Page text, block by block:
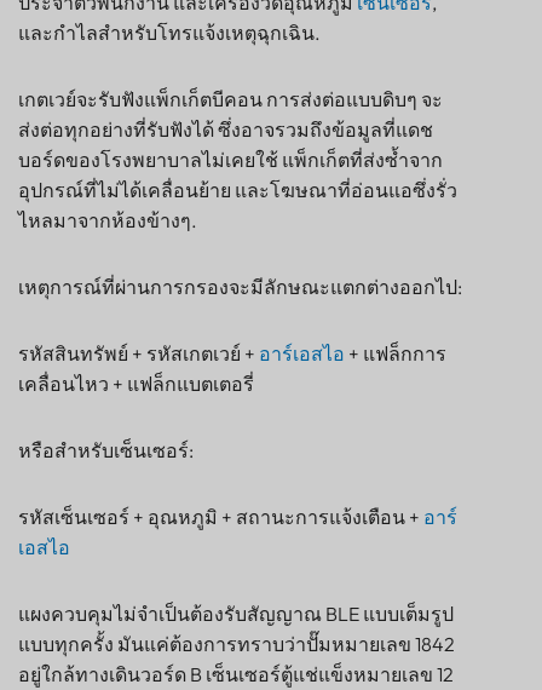
และกำไลสำหรับโทรแจ้งเหตุฉุกเฉิน.
เกตเวย์จะรับฟังแพ็กเก็ตบีคอน การส่งต่อแบบดิบๆ จะ
ส่งต่อทุกอย่างที่รับฟังได้ ซึ่งอาจรวมถึงข้อมูลที่แดช
บอร์ดของโรงพยาบาลไม่เคยใช้ แพ็กเก็ตที่ส่งซ้ำจาก
อุปกรณ์ที่ไม่ได้เคลื่อนย้าย และโฆษณาที่อ่อนแอซึ่งรั่ว
ไหลมาจากห้องข้างๆ.
เหตุการณ์ที่ผ่านการกรองจะมีลักษณะแตกต่างออกไป:
รหัสสินทรัพย์ + รหัสเกตเวย์ + อาร์เอสไอ + แฟล็กการ
เคลื่อนไหว + แฟล็กแบตเตอรี่
หรือสำหรับเซ็นเซอร์:
รหัสเซ็นเซอร์ + อุณหภูมิ + สถานะการแจ้งเตือน + อาร์
เอสไอ
แผงควบคุมไม่จำเป็นต้องรับสัญญาณ BLE แบบเต็มรูป
แบบทุกครั้ง มันแค่ต้องการทราบว่าปั๊มหมายเลข 1842
อยู่ใกล้ทางเดินวอร์ด B เซ็นเซอร์ตู้แช่แข็งหมายเลข 12